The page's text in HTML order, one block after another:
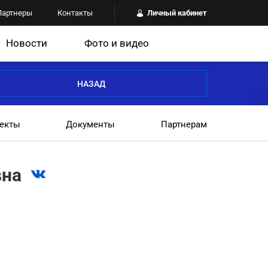
Контакты Личный кабинет
Новости Фото и видео
НАЗАД
Документы Партнерам